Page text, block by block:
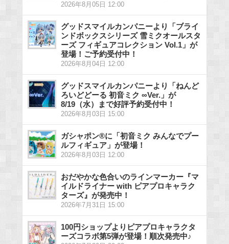
2026年8月05日 12:00
グッドスマイルカンパニーより「ブライ
ンドボックスシリーズ 雪ミクオールスタ
ーズ フィギュアコレクション Vol.1」が
登場！ご予約受付中！
2026年8月04日 12:00
グッドスマイルカンパニーより「ねんど
ろいどどーる 初音ミク ∞Ver.」が
8/19（水）まで好評予約受付中！
2026年8月03日 15:00
ガシャポン®に「初音ミク みんなでプー
ルフィギュア」が登場！
2026年8月03日 12:00
おだやかな色合いのラインマーカー『マ
イルドライナー with ピアプロキャラク
ターズ』が発売中！
2026年7月31日 15:00
100円ショップよりピアプロキャラクタ
ーズコラボ第5弾が登場！順次発売中♪